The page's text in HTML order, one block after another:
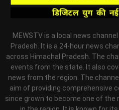
MEWSTV is a local news
Pradesh. It is a 24-hour news
across Himachal Pradesh. The
events from the state. It also
news from the region. The
aim of providing comprehensive
since grown to become one of